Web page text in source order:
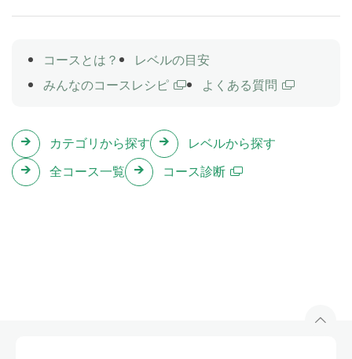
Lesson 31 進行形と完了形の受動態
現在進行形の文は、「今日の夕飯」を主語にして「今
日の夕飯は夫によってつくられています」という受動
態の文にすることができます。
コースとは？
レベルの目安
みんなのコースレシピ
よくある質問
カテゴリから探す
レベルから探す
全コース一覧
コース診断